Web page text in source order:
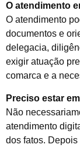
O atendimento
O atendimento
documentos e
delegacia,
exigir atuação
comarca e a
Preciso estar
Não
atendimento
dos fatos.